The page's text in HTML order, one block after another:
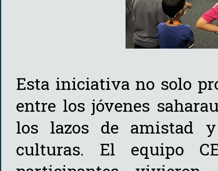
Esta iniciativa no solo
entre los jóvenes
los lazos de amistad y
culturas. El equipo